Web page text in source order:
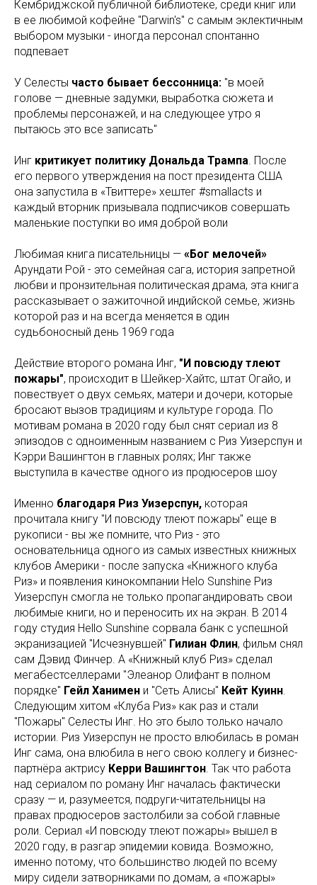
Кембриджской публичной библиотеке, среди книг или
в ее любимой кофейне "Darwin's" с самым эклектичным
выбором музыки - иногда персонал спонтанно
подпевает
У Селесты часто бывает бессонница: "в моей
голове — дневные задумки, выработка сюжета и
проблемы персонажей, и на следующее утро я
пытаюсь это все записать"
Инг критикует политику Дональда Трампа . После
его первого утверждения на пост президента США
она запустила в «Твиттере» хештег #smallacts и
каждый вторник призывала подписчиков совершать
маленькие поступки во имя доброй воли
Любимая книга писательницы — «Бог мелочей»
Арундати Рой - это семейная сага, история запретной
любви и пронзительная политическая драма, эта книга
рассказывает о зажиточной индийской семье, жизнь
которой раз и на всегда меняется в один
судьбоносный день 1969 года
Действие второго романа Инг, "И повсюду тлеют
пожары", происходит в Шейкер-Хайтс, штат Огайо, и
повествует о двух семьях, матери и дочери, которые
бросают вызов традициям и культуре города. По
мотивам романа в 2020 году был снят сериал из 8
эпизодов с одноименным названием с Риз Уизерспун и
Кэрри Вашингтон в главных ролях; Инг также
выступила в качестве одного из продюсеров шоу
Именно благодаря Риз Уизерспун, которая
прочитала книгу "И повсюду тлеют пожары" еще в
рукописи - вы же помните, что Риз - это
основательница одного из самых известных книжных
клубов Америки - после запуска «Книжного клуба
Риз» и появления кинокомпании Helo Sunshine Риз
Уизерспун смогла не только пропагандировать свои
любимые книги, но и переносить их на экран. В 2014
году студия Hello Sunshine сорвала банк с успешной
экранизацией "Исчезнувшей" Гилиан Флин, фильм снял
сам Дэвид Финчер. А «Книжный клуб Риз» сделал
мегабестселлерами "Элеанор Олифант в полном
порядке" Гейл Ханимен и "Сеть Алисы" Кейт Куинн
Следующим хитом «Клуба Риз» как раз и стали
"Пожары" Селесты Инг. Но это было только начало
истории. Риз Уизерспун не просто влюбилась в роман
Инг сама, она влюбила в него свою коллегу и бизнес-
партнёра актрису Керри Вашингтон . Так что работа
над сериалом по роману Инг началась фактически
сразу — и, разумеется, подруги-читательницы на
правах продюсеров застолбили за собой главные
роли. Сериал «И повсюду тлеют пожары» вышел в
2020 году, в разгар эпидемии ковида. Возможно,
именно потому, что большинство людей по всему
миру сидели затворниками по домам, а «пожары»